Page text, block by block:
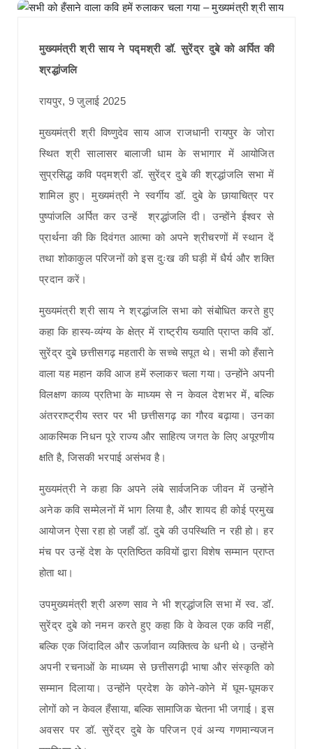
मुख्यमंत्री श्री साय ने पद्मश्री डॉ. सुरेंद्र दुबे को अर्पित की
श्रद्धांजलि
रायपुर, 9 जुलाई 2025
मुख्यमंत्री श्री विष्णुदेव साय आज राजधानी रायपुर के जोरा
स्थित श्री सालासर बालाजी धाम के सभागार में आयोजित
सुप्रसिद्ध कवि पद्मश्री डॉ. सुरेंद्र दुबे की श्रद्धांजलि सभा में
शामिल हुए। मुख्यमंत्री ने स्वर्गीय डॉ. दुबे के छायाचित्र पर
पुष्पांजलि अर्पित कर उन्हें श्रद्धांजलि दी। उन्होंने ईश्वर से
प्रार्थना की कि दिवंगत आत्मा को अपने श्रीचरणों में स्थान दें
तथा शोकाकुल परिजनों को इस दुःख की घड़ी में धैर्य और शक्ति
प्रदान करें।
मुख्यमंत्री श्री साय ने श्रद्धांजलि सभा को संबोधित करते हुए
कहा कि हास्य-व्यंग्य के क्षेत्र में राष्ट्रीय ख्याति प्राप्त कवि डॉ.
सुरेंद्र दुबे छत्तीसगढ़ महतारी के सच्चे सपूत थे। सभी को हँसाने
वाला यह महान कवि आज हमें रुलाकर चला गया। उन्होंने अपनी
विलक्षण काव्य प्रतिभा के माध्यम से न केवल देशभर में, बल्कि
अंतरराष्ट्रीय स्तर पर भी छत्तीसगढ़ का गौरव बढ़ाया। उनका
आकस्मिक निधन पूरे राज्य और साहित्य जगत के लिए अपूरणीय
क्षति है, जिसकी भरपाई असंभव है।
मुख्यमंत्री ने कहा कि अपने लंबे सार्वजनिक जीवन में उन्होंने
अनेक कवि सम्मेलनों में भाग लिया है, और शायद ही कोई प्रमुख
आयोजन ऐसा रहा हो जहाँ डॉ. दुबे की उपस्थिति न रही हो। हर
मंच पर उन्हें देश के प्रतिष्ठित कवियों द्वारा विशेष सम्मान प्राप्त
होता था।
उपमुख्यमंत्री श्री अरुण साव ने भी श्रद्धांजलि सभा में स्व. डॉ.
सुरेंद्र दुबे को नमन करते हुए कहा कि वे केवल एक कवि नहीं,
बल्कि एक जिंदादिल और ऊर्जावान व्यक्तित्व के धनी थे। उन्होंने
अपनी रचनाओं के माध्यम से छत्तीसगढ़ी भाषा और संस्कृति को
सम्मान दिलाया। उन्होंने प्रदेश के कोने-कोने में घूम-घूमकर
लोगों को न केवल हँसाया, बल्कि सामाजिक चेतना भी जगाई। इस
अवसर पर डॉ. सुरेंद्र दुबे के परिजन एवं अन्य गणमान्यजन